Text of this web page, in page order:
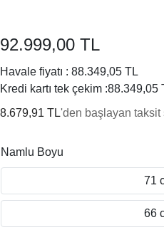
92.999,00 TL
Havale fiyatı : 88.349,05 TL
Kredi kartı tek çekim :88.349,05
8.679,91 TL'den başlayan
Namlu Boyu
71
66